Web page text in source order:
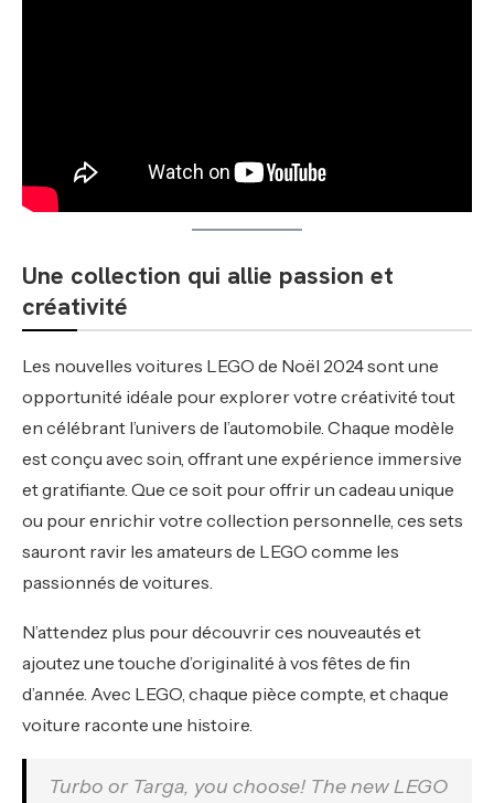
Une collection qui allie passion et
créativité
Les nouvelles voitures LEGO de Noël 2024 sont une
opportunité idéale pour explorer votre créativité tout
en célébrant l’univers de l’automobile. Chaque modèle
est conçu avec soin, offrant une expérience immersive
et gratifiante. Que ce soit pour offrir un cadeau unique
ou pour enrichir votre collection personnelle, ces sets
sauront ravir les amateurs de LEGO comme les
passionnés de voitures.
N’attendez plus pour découvrir ces nouveautés et
ajoutez une touche d’originalité à vos fêtes de fin
d’année. Avec LEGO, chaque pièce compte, et chaque
voiture raconte une histoire.
Turbo or Targa, you choose! The new LEGO